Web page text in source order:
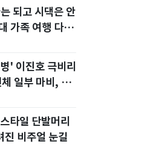
되고 시댁은 안
가족 여행 다녀
' 이진호 극비리
일부 마비, 의사
타일 단발머리
비주얼 눈길